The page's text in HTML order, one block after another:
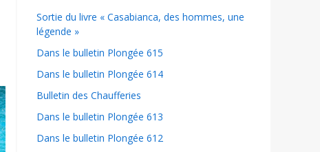
Sortie du livre « Casabianca, des hommes, une
légende »
Dans le bulletin Plongée 615
Dans le bulletin Plongée 614
Bulletin des Chaufferies
Dans le bulletin Plongée 613
Dans le bulletin Plongée 612